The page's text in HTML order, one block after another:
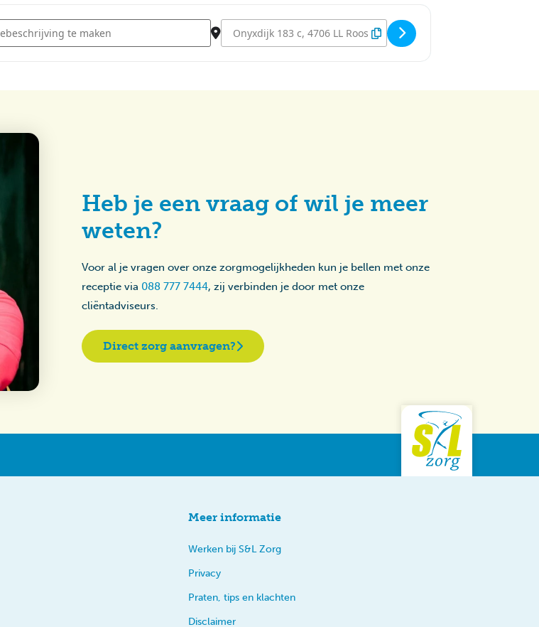
[QJogFULfM] Destination Address - Koningsavond Sterrebos [KixNySaRV]
Heb je een vraag of wil je meer
weten?
Voor al je vragen over onze zorgmogelijkheden kun je bellen met onze
receptie via 088 777 7444, zij verbinden je door met onze
cliëntadviseurs.
Direct zorg aanvragen?
Meer informatie
Werken bij S&L Zorg
Privacy
Praten, tips en klachten
Disclaimer